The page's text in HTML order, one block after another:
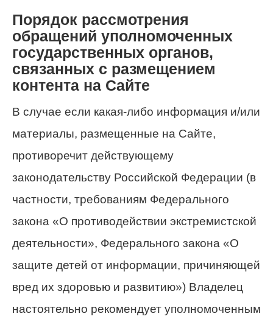
Порядок рассмотрения
обращений уполномоченных
государственных органов,
связанных с размещением
контента на Сайте
В случае если какая-либо информация и/или
материалы, размещенные на Сайте,
противоречит действующему
законодательству Российской Федерации (в
частности, требованиям Федерального
закона «О противодействии экстремистской
деятельности», Федерального закона «О
защите детей от информации, причиняющей
вред их здоровью и развитию») Владелец
настоятельно рекомендует уполномоченным